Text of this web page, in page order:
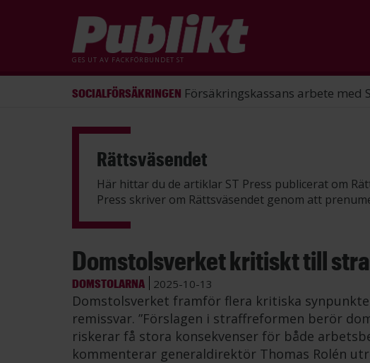
GES UT AV FACKFÖRBUNDET ST
ARBETSRÄTT ST förlorade mål mot Energimyndigheten
Rättsväsendet
Här hittar du de artiklar ST Press publicerat om
Press skriver om Rättsväsendet genom att
Domstolsverket kritiskt till
DOMSTOLARNA 2025-10-13
Domstolsverket framför flera kritiska
remissvar. ”Förslagen i straffreformen berör
riskerar få stora konsekvenser för både
kommenterar generaldirektör Thomas Rolén